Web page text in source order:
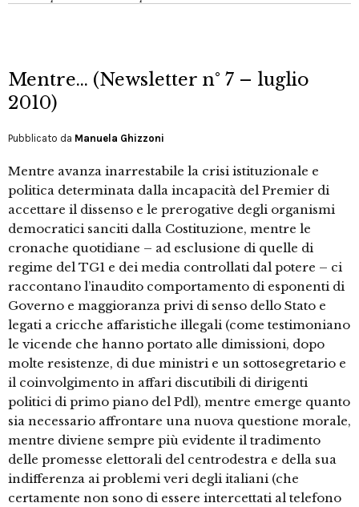
Mentre… (Newsletter n° 7 – luglio
2010)
Pubblicato da Manuela Ghizzoni
Mentre avanza inarrestabile la crisi istituzionale e
politica determinata dalla incapacità del Premier di
accettare il dissenso e le prerogative degli organismi
democratici sanciti dalla Costituzione, mentre le
cronache quotidiane – ad esclusione di quelle di
regime del TG1 e dei media controllati dal potere – ci
raccontano l’inaudito comportamento di esponenti di
Governo e maggioranza privi di senso dello Stato e
legati a cricche affaristiche illegali (come testimoniano
le vicende che hanno portato alle dimissioni, dopo
molte resistenze, di due ministri e un sottosegretario e
il coinvolgimento in affari discutibili di dirigenti
politici di primo piano del Pdl), mentre emerge quanto
sia necessario affrontare una nuova questione morale,
mentre diviene sempre più evidente il tradimento
delle promesse elettorali del centrodestra e della sua
indifferenza ai problemi veri degli italiani (che
certamente non sono di essere intercettati al telefono